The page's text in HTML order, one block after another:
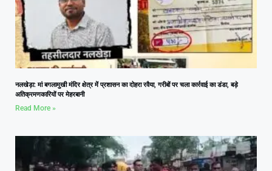
नलखेड़ा: मां बगलामुखी मंदिर क्षेत्र में प्रशासन का दोहरा रवैया, गरीबों पर चला कार्रवाई का डंडा, बड़े
अतिक्रमणकारियों पर मेहरबानी
Read More »